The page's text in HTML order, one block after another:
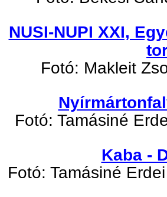
NUSI-NUPI XXI,
Fotó: Makleit
Fotó: Tamásiné
Kaba -
Fotó: Tamásiné